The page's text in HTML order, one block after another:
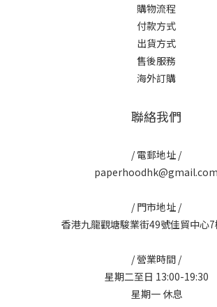
購物流程
付款方式
出貨方式
售後服務
海外訂購
聯絡我們
/ 電郵地址 /
paperhoodhk@gmail.com
/ 門市地址 /
香港九龍觀塘駿業街49號佳貿中心
/ 營業時間 /
星期二至日 13:00-19:30
星期一 休息